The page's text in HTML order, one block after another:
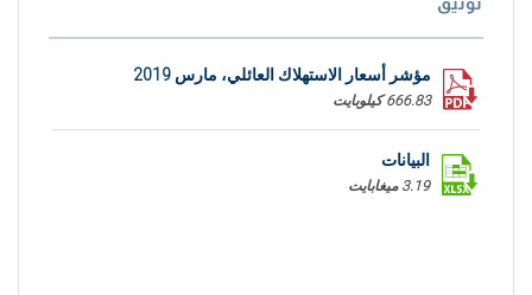
مؤشر أسعار الاستهلاك العائلي، مارس 2019
666.83 كيلوبايت
البيانات
3.19 ميغابايت